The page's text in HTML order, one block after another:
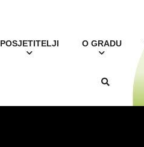
POSJETITELJI O GRADU